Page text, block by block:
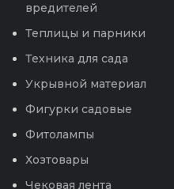
вредителей
Теплицы и парники
Техника для сада
Укрывной материал
Фигурки садовые
Фитолампы
Хозтовары
Чековая лента